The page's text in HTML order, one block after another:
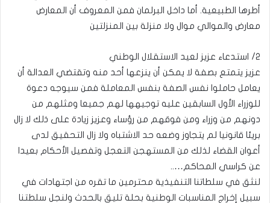
أطرها الطبيعية. أما داخل البرلمان فمن المعروف أن المعارض
معارض والموالي موال ولا منزلة بين المنزلتين
٢/ استدعاء عزيز لعيد الاستقلال الوطني
عزيز يتمتع بصفة لا يمكن أن ينزعها أحد منه وتقتضي العدالة أن
يعامل حاملوا نفس الصفة بنفس المعاملة فمن سيوجه دعوة
للوزراء الأول السابقين عليه توجيهها لهم جميعا ومثلهم من
دونهم من وزراء ومن فوقهم من رؤساء وعزيز زيادة على ذلك لا زال
بريئا قانونيا لم يتجاوز وضعه حد الاشتباه ولا زال التحقيق لدى
أعوان القضاء لذلك من المستهجن التعجل وتفصيل الأحكام بعيدا
عن كراسي المحاكم…..
لنثق في سلطاتنا التنفيذية محترمين ما تقره من اجتهادات في
سبيل إخراج المناسبات الوطنية بحلة تليق بالحدث ولنجل سلطتنا